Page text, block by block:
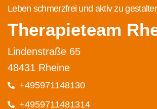
Leben schmerzfrei und aktiv zu
Therapieteam
Lindenstraße 65
48431 Rheine
+495971148130
+4959711481314